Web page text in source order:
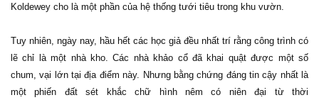
Koldewey cho là một phần của hệ thống tưới tiêu trong khu vườn.
Tuy nhiên, ngày nay, hầu hết các học giả đều nhất trí rằng công trình có
lẽ chỉ là một nhà kho. Các nhà khảo cổ đã khai quật được một số
chum, vại lớn tại địa điểm này. Nhưng bằng chứng đáng tin cậy nhất là
một phiến đất sét khắc chữ hình nêm có niên đại từ thời